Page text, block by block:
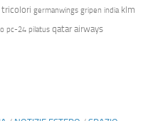
germanwings gripen india klm
pc-24 pilatus qatar airways